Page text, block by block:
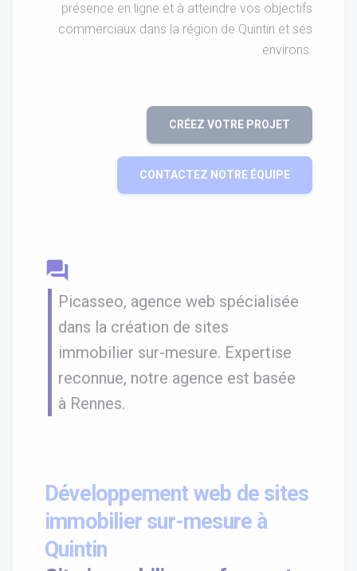
présence en ligne et à atteindre vos objectifs
commerciaux dans la région de Quintin et ses
environs.
CRÉEZ VOTRE PROJET
CONTACTEZ NOTRE ÉQUIPE
question_answer
Picasseo, agence web spécialisée
dans la création de sites
immobilier sur-mesure. Expertise
reconnue, notre agence est basée
à Rennes.
Développement web de sites
immobilier sur-mesure à
Quintin